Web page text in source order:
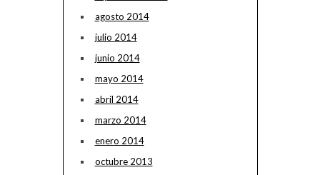
agosto 2014
julio 2014
junio 2014
mayo 2014
abril 2014
marzo 2014
enero 2014
octubre 2013